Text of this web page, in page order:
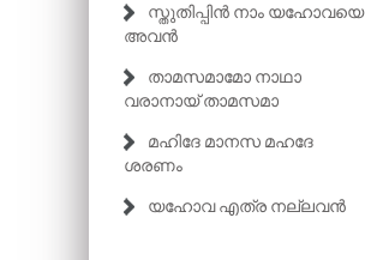
സ്തുതിപ്പിൻ നാം യഹോവയെ
അവൻ
താമസമാമോ നാഥാ
വരാനായ് താമസമാ
മഹിദേ മാനസ മഹദേ
ശരണം
യഹോവ എത്ര നല്ലവൻ